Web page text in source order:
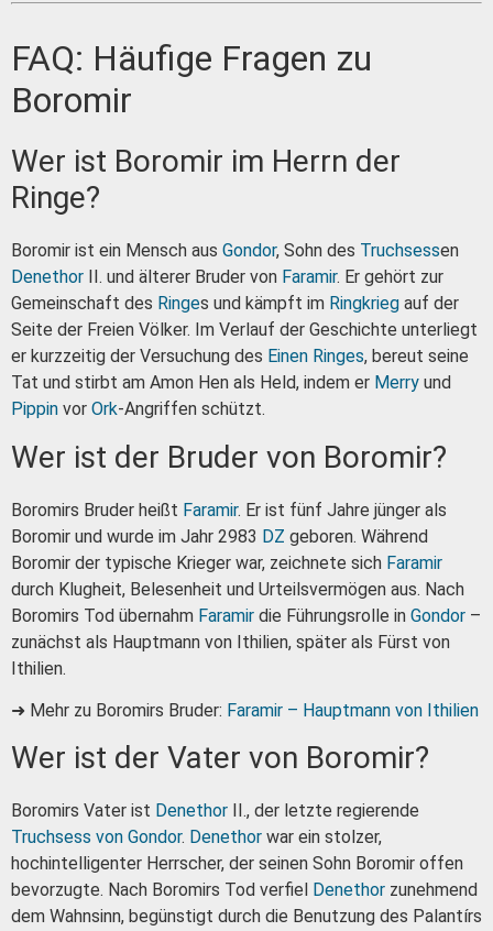
FAQ: Häufige Fragen zu
Boromir
Wer ist Boromir im Herrn der
Ringe?
Boromir ist ein Mensch aus Gondor, Sohn des Truchsessen
Denethor II. und älterer Bruder von Faramir. Er gehört zur
Gemeinschaft des Ringes und kämpft im Ringkrieg auf der
Seite der Freien Völker. Im Verlauf der Geschichte unterliegt
er kurzzeitig der Versuchung des Einen Ringes, bereut seine
Tat und stirbt am Amon Hen als Held, indem er Merry und
Pippin vor Ork-Angriffen schützt.
Wer ist der Bruder von Boromir?
Boromirs Bruder heißt Faramir. Er ist fünf Jahre jünger als
Boromir und wurde im Jahr 2983 DZ geboren. Während
Boromir der typische Krieger war, zeichnete sich Faramir
durch Klugheit, Belesenheit und Urteilsvermögen aus. Nach
Boromirs Tod übernahm Faramir die Führungsrolle in Gondor –
zunächst als Hauptmann von Ithilien, später als Fürst von
Ithilien.
➜ Mehr zu Boromirs Bruder: Faramir – Hauptmann von Ithilien
Wer ist der Vater von Boromir?
Boromirs Vater ist Denethor II., der letzte regierende
Truchsess von Gondor. Denethor war ein stolzer,
hochintelligenter Herrscher, der seinen Sohn Boromir offen
bevorzugte. Nach Boromirs Tod verfiel
Denethor zunehmend
dem Wahnsinn, begünstigt durch die Benutzung des Palantírs